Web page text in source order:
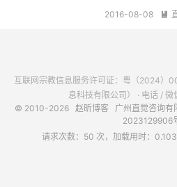
2016-08-08 
互联网宗教信息服务许可证：粤（2024）
息科技有限公司） · 电话 /
© 2010-2026 赵昕博客 广州直觉咨询有
2023129906
请求次数：50 次，加载用时：